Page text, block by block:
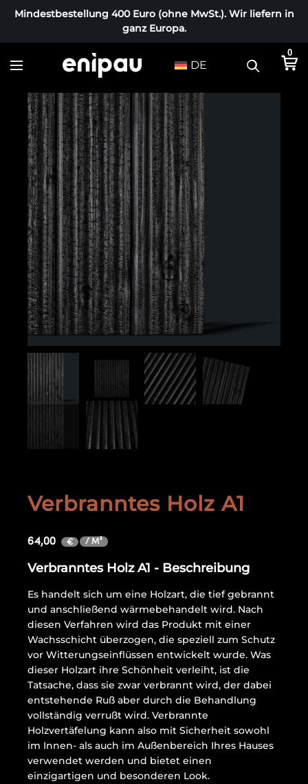
Mindestbestellung 400 Euro (ohne MwSt.). Wir liefern in
ganz Europa.
DE
0
Verbranntes Holz A1
64,00 € / M²
Verbranntes Holz A1 - Beschreibung
Es handelt sich um eine Holzart, die tief gebrannt
und anschließend wärmebehandelt wird. Nach
diesen Verfahren wird das Produkt mit einer
Wachsschicht überzogen, die speziell zum Schutz
vor Witterungseinflüssen entwickelt wurde. Was
dieser Holzart ihre Schönheit verleiht, ist die
Tatsache, dass sie zwar verbrannt wird, der dabei
entstehende Ruß aber durch die Behandlung
vollständig verrußt wird. Verbrannte
Holzvertäfelung kann also mit Sicherheit sowohl
im Innen- als auch im Außenbereich Ihres Hauses
verwendet werden und bietet einen
einzigartigen und besonderen Look.